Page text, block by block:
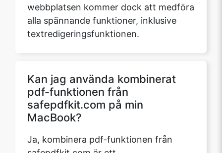
webbplatsen kommer dock att medföra
alla spännande funktioner, inklusive
textredigeringsfunktionen.
Kan jag använda kombinerat
pdf-funktionen från
safepdfkit.com på min
MacBook?
Ja, kombinera pdf-funktionen från